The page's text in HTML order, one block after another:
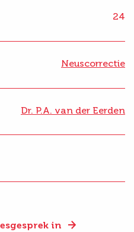
in
24
Neuscorrectie
Dr. P.A. van der Eerden